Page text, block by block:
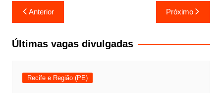
Navegação
de
Post
Anterior Próximo
Últimas vagas divulgadas
Recife e Região (PE)